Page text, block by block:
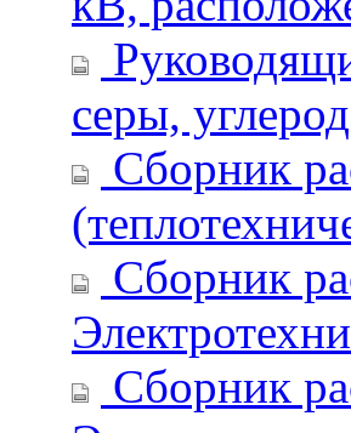
серы,
Сборник
Сборник
Сборник